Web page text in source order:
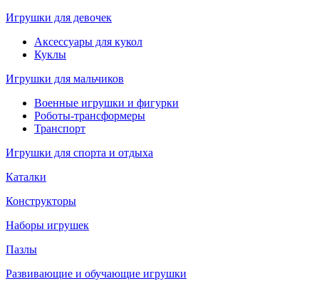
Игрушки для девочек
Аксессуары для кукол
Куклы
Игрушки для мальчиков
Военные игрушки и фигурки
Роботы-трансформеры
Транспорт
Игрушки для спорта и отдыха
Каталки
Конструкторы
Наборы игрушек
Пазлы
Развивающие и обучающие игрушки